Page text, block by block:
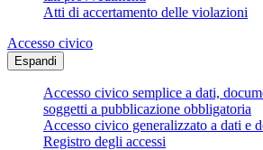
Atti di accertamento delle violazioni
Accesso civico
Espandi
Accesso civico semplice a dati,
soggetti a pubblicazione obbligatoria
Accesso civico generalizzato a dati e
Registro degli accessi